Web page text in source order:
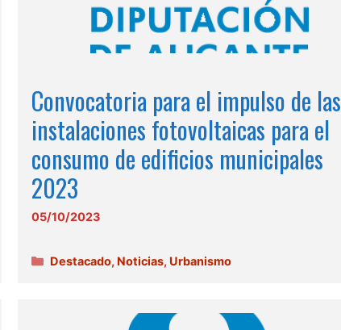
Convocatoria para el impulso de las
instalaciones fotovoltaicas para el
consumo de edificios municipales
2023
05/10/2023
Categorías
Destacado, Noticias, Urbanismo